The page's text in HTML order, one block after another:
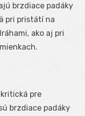
brzdiace padáky
pri pristátí na
ako aj pri
pre
brzdiace padáky